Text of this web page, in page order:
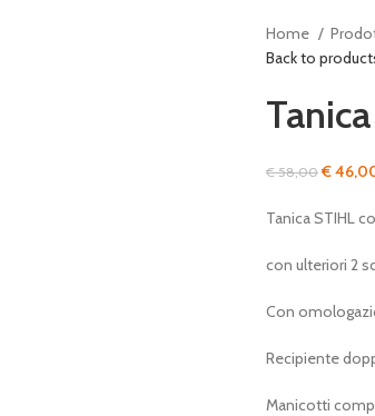
Home
Back to
€58,00Il
€
€
Tanica STIHL
con ulteriori 2
Con
Recipiente
Manicotti